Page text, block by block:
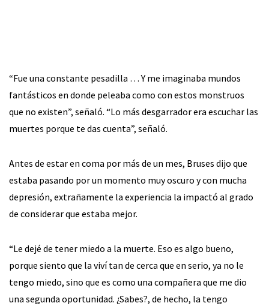
“Fue una constante pesadilla … Y me imaginaba mundos
fantásticos en donde peleaba como con estos monstruos
que no existen”, señaló. “Lo más desgarrador era escuchar las
muertes porque te das cuenta”, señaló.
Antes de estar en coma por más de un mes, Bruses dijo que
estaba pasando por un momento muy oscuro y con mucha
depresión, extrañamente la experiencia la impactó al grado
de considerar que estaba mejor.
“Le dejé de tener miedo a la muerte. Eso es algo bueno,
porque siento que la viví tan de cerca que en serio, ya no le
tengo miedo, sino que es como una compañera que me dio
una segunda oportunidad. ¿Sabes?, de hecho, la tengo